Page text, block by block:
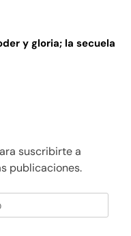
y gloria; la secuela
suscribirte a
publicaciones.